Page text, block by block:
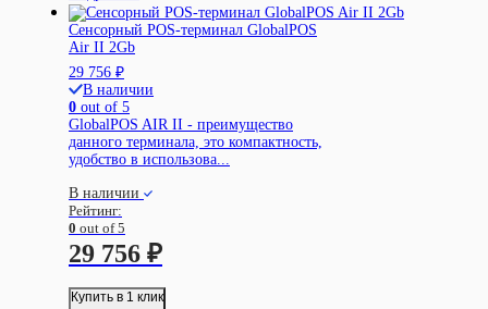
Сенсорный POS-терминал GlobalPOS
Air II 2Gb
29 756 ₽
В наличии
0 out of 5
GlobalPOS AIR II - преимущество
данного терминала, это компактность,
удобство в использова...
В наличии
Рейтинг:
0 out of 5
29 756 ₽
Купить в 1 клик